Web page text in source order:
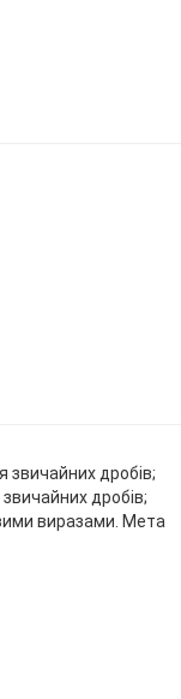
звичайних дробів;
дробів;
виразами. Мета